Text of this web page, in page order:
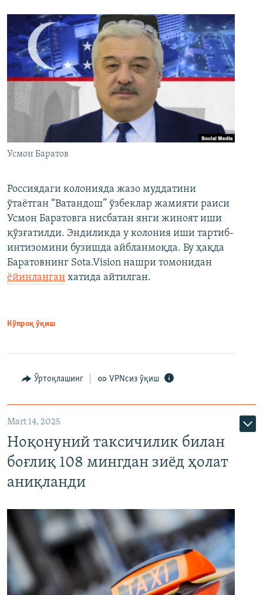
Усмон Баратов
Россиядаги колонияда жазо муддатини
ўтаётган “Ватандош” ўзбеклар жамияти раиси
Усмон Баратовга нисбатан янги жиноят иши
қўзғатилди. Эндиликда у колония иши тартиб-
интизомини бузишда айбланмоқда. Бу ҳақда
Баратовнинг Sota.Vision нашри томонидан
ёйинланган хатида айтилган.
Кўпроқ ўқиш
Ўртоқлашинг VPNсиз ўқиш
Mart 14, 2025
Ноқонуний таксичилик билан
боғлиқ 108 мингдан зиёд ҳолат
аниқланди